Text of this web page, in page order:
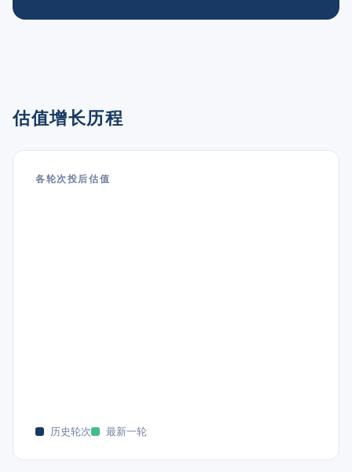
估值增长历程
各轮次投后估值
历史轮次 最新一轮